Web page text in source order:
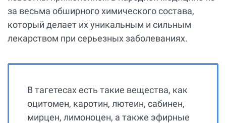
за весьма обширного химического состава,
который делает их уникальным и сильным
лекарством при серьезных заболеваниях.
В тагетесах есть такие вещества, как
оцитомен, каротин, лютеин, сабинен,
мирцен, лимоноцен, а также эфирные